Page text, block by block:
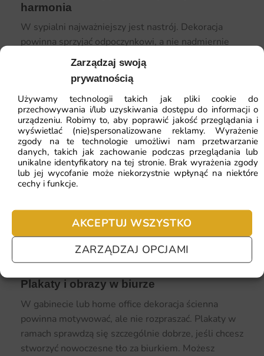
Zarządzaj swoją
prywatnością
Używamy technologii takich jak pliki cookie do
przechowywania i/lub uzyskiwania dostępu do informacji o
urządzeniu. Robimy to, aby poprawić jakość przeglądania i
wyświetlać (nie)spersonalizowane reklamy. Wyrażenie
zgody na te technologie umożliwi nam przetwarzanie
danych, takich jak zachowanie podczas przeglądania lub
unikalne identyfikatory na tej stronie. Brak wyrażenia zgody
lub jej wycofanie może niekorzystnie wpłynąć na niektóre
cechy i funkcje.
AKCEPTUJ WSZYSTKO
ZARZĄDZAJ OPCJAMI
harmonia
W sypialni najważniejszy jest nastrój. Dekoracja
powinna sprzyjać odpoczynkowi, a nie nadmiernie
pobudzać. Plakaty w ramach dobrze sprawdzają się
nad łóżkiem, przy toaletce albo na bocznej ścianie.
Można wybrać delikatne grafiki, naturę,
minimalistyczne linie, cytaty lub spokojne
abstrakcje.
Obraz na płótnie będzie dobrym wyborem, jeśli
chcesz stworzyć jedną wyrazistą, ale harmonijną
dekorację. Pejzaż, kwiaty, miękka abstrakcja albo
spokojna kompozycja kolorystyczna mogą pięknie
W sypialni warto unikać nadmiaru małych ramek i
bardzo intensywnych kontrastów. Im spokojniejsza
ściana, tym łatwiej stworzyć atmosferę relaksu.
Plakaty i obrazy w biurze
W gabinecie lub home office dekoracja ścienna
powinna motywować, ale nie rozpraszać. Plakaty w
ramach sprawdzą się szczególnie dobrze, jeśli chcesz
stworzyć nowoczesne tło za biurkiem. Możesz